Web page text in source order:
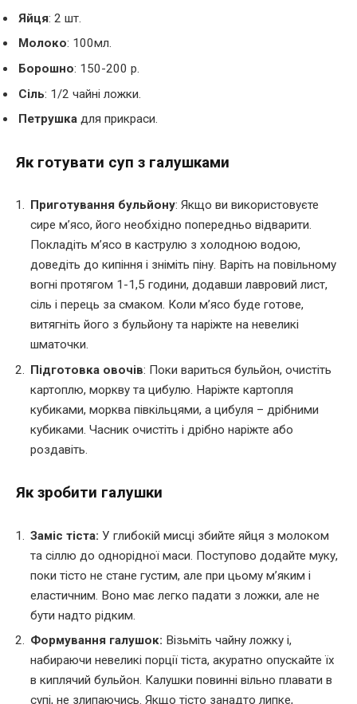
Яйця: 2 шт.
Молоко: 100мл.
Борошно: 150-200 р.
Сіль: 1/2 чайні ложки.
Петрушка для прикраси.
Як готувати суп з галушками
Приготування бульйону: Якщо ви використовуєте
сире м’ясо, його необхідно попередньо відварити.
Покладіть м’ясо в каструлю з холодною водою,
доведіть до кипіння і зніміть піну. Варіть на повільному
вогні протягом 1-1,5 години, додавши лавровий лист,
сіль і перець за смаком. Коли м’ясо буде готове,
витягніть його з бульйону та наріжте на невеликі
шматочки.
Підготовка овочів: Поки вариться бульйон, очистіть
картоплю, моркву та цибулю. Наріжте картопля
кубиками, морква півкільцями, а цибуля – дрібними
кубиками. Часник очистіть і дрібно наріжте або
роздавіть.
Як зробити галушки
Заміс тіста: У глибокій мисці збийте яйця з молоком
та сіллю до однорідної маси. Поступово додайте муку,
поки тісто не стане густим, але при цьому м’яким і
еластичним. Воно має легко падати з ложки, але не
бути надто рідким.
Формування галушок: Візьміть чайну ложку і,
набираючи невеликі порції тіста, акуратно опускайте їх
в киплячий бульйон. Калушки повинні вільно плавати в
супі, не злипаючись. Якщо тісто занадто липке,